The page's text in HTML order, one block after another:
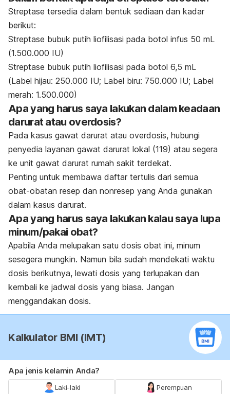
Streptase tersedia dalam bentuk sediaan dan kadar
berikut:
Streptase bubuk putih liofilisasi pada botol infus 50 mL
(1.500.000 IU)
Streptase bubuk putih liofilisasi pada botol 6,5 mL
(Label hijau: 250.000 IU; Label biru: 750.000 IU; Label
merah: 1.500.000)
Apa yang harus saya lakukan dalam keadaan
darurat atau overdosis?
Pada kasus gawat darurat atau overdosis, hubungi
penyedia layanan gawat darurat lokal (119) atau segera
ke unit gawat darurat rumah sakit terdekat.
Penting untuk membawa daftar tertulis dari semua
obat-obatan resep dan nonresep yang Anda gunakan
dalam kasus darurat.
Apa yang harus saya lakukan kalau saya lupa
minum/pakai obat?
Apabila Anda melupakan satu dosis obat ini, minum
sesegera mungkin. Namun bila sudah mendekati waktu
dosis berikutnya, lewati dosis yang terlupakan dan
kembali ke jadwal dosis yang biasa. Jangan
menggandakan dosis.
Kalkulator BMI (IMT)
Apa jenis kelamin Anda?
Laki-laki Perempuan